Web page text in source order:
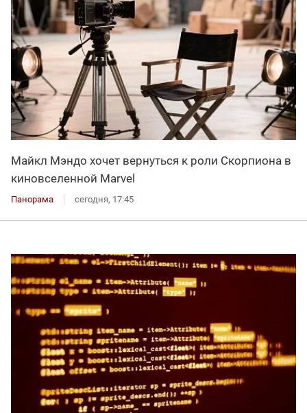
Майкл Мэндо хочет вернуться к роли Скорпиона в
киновселенной Marvel
Панорама сегодня, 17:45